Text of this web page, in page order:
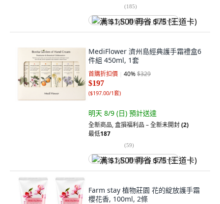
(185)
满 $1,500 再省 $75 (王道卡)
MediFlower 濟州島經典護手霜禮盒6
件組 450ml, 1套
首購折扣價 40%$329
$197
($197.00/1套)
明天 8/9 (日) 預計送達
全新商品,盒損福利品 – 全新未開封(2)
最低187
(59)
满 $1,500 再省 $75 (王道卡)
Farm stay 植物莊園 花的綻放護手霜
櫻花香, 100ml, 2條